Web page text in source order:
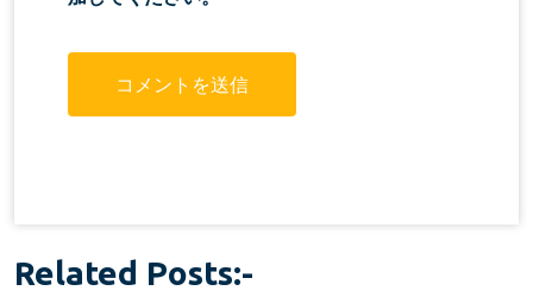
Related Posts:-